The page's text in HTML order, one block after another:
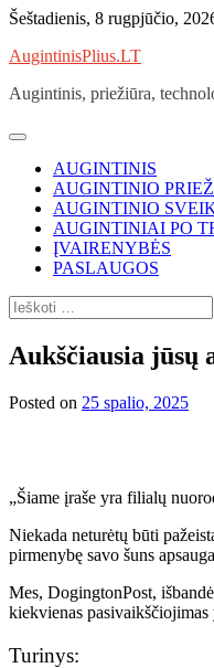
Skip
content
Šeštadienis, 8 rugpjūčio,
AugintinisPlius.LT
Augintinis, priežiūra,
AUGINTINIS
AUGINTINIO
AUGINTINIO
AUGINTINIAI PO
ĮVAIRENYBĖS
PASLAUGOS
Ieškoti:
Aukščiausia jūsų
Posted on 25 spalio, 2025
„Šiame įraše yra filialų
Niekada neturėtų būti
pirmenybę savo šuns
Mes, DogingtonPost,
kiekvienas
Turinys: